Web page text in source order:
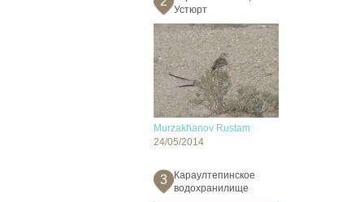
Устюрт
Murzakhanov Rustam
24/05/2014
3
Караултепинское
водохранилище